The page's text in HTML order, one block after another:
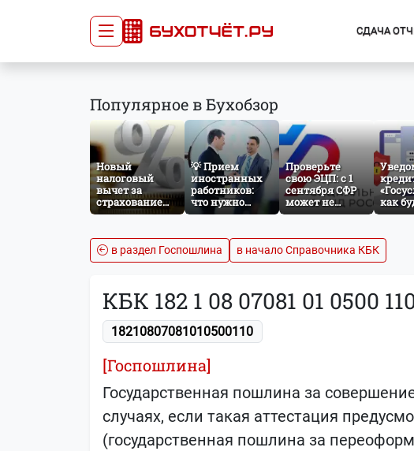
СДАЧА
Главная
Сдать отчёт
Тарифы
Оплата
Список курсов
Сведения об
организации
Популярное в Бухобзор
Новый
налоговый
вычет за
страхование
жизни: что
сентября 2026
года
💡 Прием
иностранных
работников:
что нужно
знать
кадровику
Проверьте
свою ЭЦП: с 1
сентября СФР
может не
принять
нужного
атрибута в
сертификате
как
в раздел Госпошлина
в начало Справочника КБК
КБК 182 1 08 07081 01 0500
18210807081010500110
[Госпошлина]
Государственная пошлина за
случаях, если такая аттестация
(государственная пошлина за